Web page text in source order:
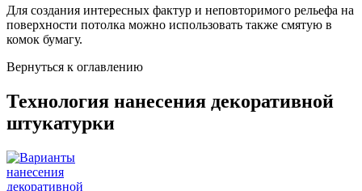
Для создания интересных фактур и неповторимого рельефа на
поверхности потолка можно использовать также смятую в
комок бумагу.
Вернуться к оглавлению
Технология нанесения декоративной
штукатурки